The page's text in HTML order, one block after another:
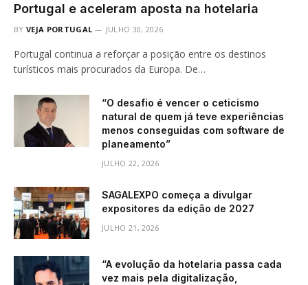
Portugal e aceleram aposta na hotelaria
BY VEJA PORTUGAL JULHO 30, 2026
Portugal continua a reforçar a posição entre os destinos
turísticos mais procurados da Europa. De…
“O desafio é vencer o ceticismo
natural de quem já teve experiências
menos conseguidas com software de
planeamento”
JULHO 22, 2026
SAGALEXPO começa a divulgar
expositores da edição de 2027
JULHO 21, 2026
“A evolução da hotelaria passa cada
vez mais pela digitalização,